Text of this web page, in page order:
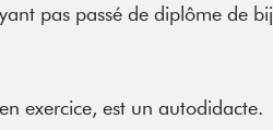
pas passé de diplôme de
exercice, est un autodidacte.